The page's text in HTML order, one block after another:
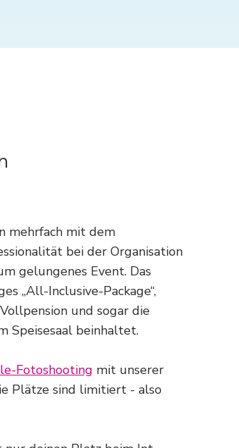
mehrfach mit dem
bei der Organisation
gelungenes Event. Das
„All-Inclusive-Package“,
und sogar die
Speisesaal beinhaltet.
Fotoshooting mit unserer
Plätze sind limitiert - also